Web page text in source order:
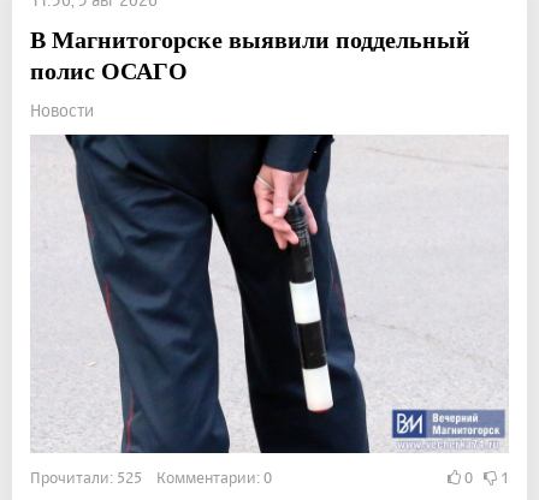
В Магнитогорске выявили поддельный
полис ОСАГО
Новости
Прочитали: 525 Комментарии: 0 0 1